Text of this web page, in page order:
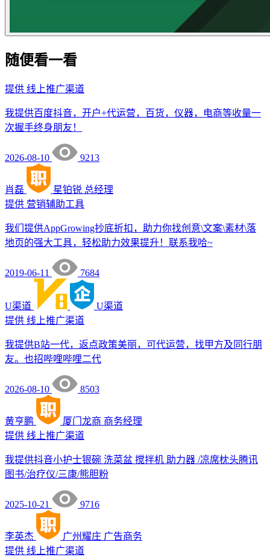
随便看一看
提供 线上推广渠道
我提供百度抖音，开户+代运营，百货，仪器，电商等收量一
次握手终身朋友！
2026-08-10 9213
肖磊 星铂锐 总经理
提供 营销辅助工具
我们提供AppGrowing抄底折扣，助力你找创意\文案\素材\落
地页的强大工具，轻松助力效果提升！联系我哈~
2019-06-11 7684
U渠道
U渠道
提供 线上推广渠道
我提供B站一代，返点政策美丽，可代运营，找甲方及同行朋
友。也招哔哩哔哩二代
2026-08-10 8503
黄亨鹏 厦门龙商 商务经理
提供 线上推广渠道
我提供抖音小护士银碗 洗菜盆 搅拌机 助力器 /凉席枕头腾讯
图书/治疗仪/三康/熊胆粉
2025-10-21 9716
李英杰 广州耀庄 广告商务
提供 线上推广渠道